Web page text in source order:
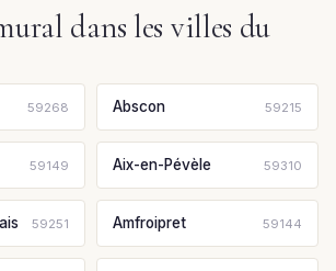
dans les villes du
59268 Abscon 59215
59149 Aix-en-Pévèle 59310
59251 Amfroipret 59144